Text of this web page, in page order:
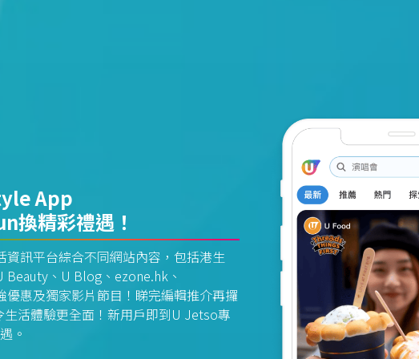
App
換精彩禮遇！
訊平台綜合不同網站內容，包括港生
、U Blog、ezone.hk、
優惠及獨家影片節目！睇完編輯推介再攞
活體驗更全面！新用戶即到U Jetso專
。